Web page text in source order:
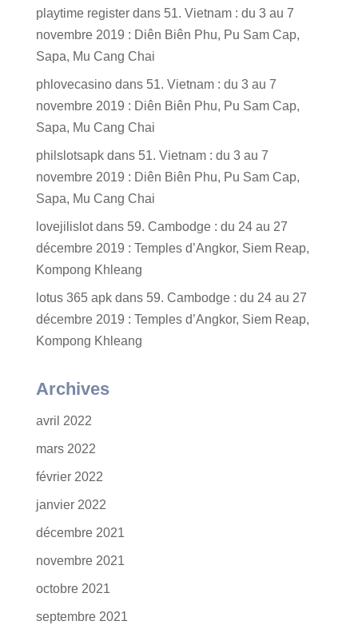
playtime registerdans 51. Vietnam : du 3 au 7
novembre 2019 : Diên Biên Phu, Pu Sam Cap,
Sapa, Mu Cang Chai
phlovecasinodans 51. Vietnam : du 3 au 7
novembre 2019 : Diên Biên Phu, Pu Sam Cap,
Sapa, Mu Cang Chai
philslotsapkdans 51. Vietnam : du 3 au 7
novembre 2019 : Diên Biên Phu, Pu Sam Cap,
Sapa, Mu Cang Chai
lovejilislotdans 59. Cambodge : du 24 au 27
décembre 2019 : Temples d’Angkor, Siem Reap,
Kompong Khleang
lotus 365 apkdans 59. Cambodge : du 24 au 27
décembre 2019 : Temples d’Angkor, Siem Reap,
Kompong Khleang
Archives
avril 2022
mars 2022
février 2022
janvier 2022
décembre 2021
novembre 2021
octobre 2021
septembre 2021